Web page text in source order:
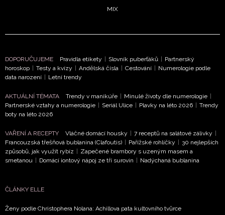
MIX
DOPORUČUJEME Pravidla etikety Slovník puberťáků
Partnerský
horoskop
Testy a kvízy Andělská čísla Cestování
Numerologie podle
data narození
Letní trendy
AKTUÁLNÍ TÉMATA Trendy v manikúře Minulé životy dle numerologie
Partnerské vztahy a numerologie
Seriál Ulice Plavky na léto 2026
Trendy
boty na léto 2026
VAŘENÍ A RECEPTY Vláčné domácí housky 7 receptů na salátové zálivky
Francouzská třešňová bublanina (Clafoutis)
Pařížské rohlíčky
30 nejlepších
způsobů, jak využít rybíz
Zapečené brambory s uzeným masem a
smetanou
Domácí iontový nápoj ze tří surovin Nadýchaná bublanina
ČLÁNKY ELLE
Ženy podle Christophera Nolana: Achillova pata kultovního tvůrce